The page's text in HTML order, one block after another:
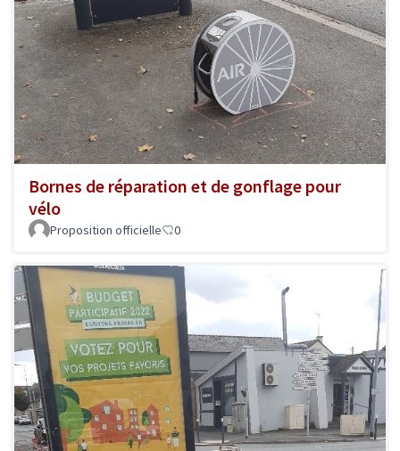
Bornes de réparation et de gonflage pour
vélo
Proposition officielle 0